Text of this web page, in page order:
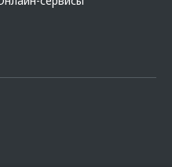
АО Альфа-Банк. ИНН
и не является публичной